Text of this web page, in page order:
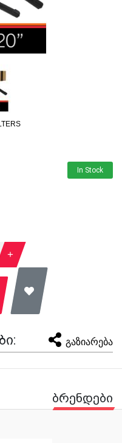
In Stock
+
გაზიარება
ბრენდები